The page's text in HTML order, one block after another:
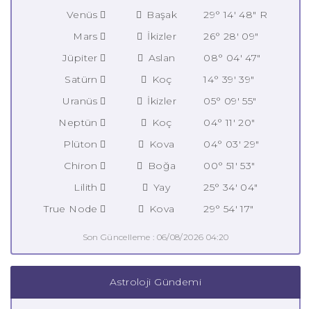
Venüs
Başak
29° 14' 48" R
Mars
İkizler
26° 28' 09"
Jüpiter
Aslan
08° 04' 47"
Satürn
Koç
14° 39' 39"
Uranüs
İkizler
05° 09' 55"
Neptün
Koç
04° 11' 20"
Plüton
Kova
04° 03' 29"
Chiron
Boğa
00° 51' 53"
Lilith
Yay
25° 34' 04"
True Node
Kova 29° 54' 17"
Son Güncelleme : 06/08/2026 04:20
Astroloji Gündemi